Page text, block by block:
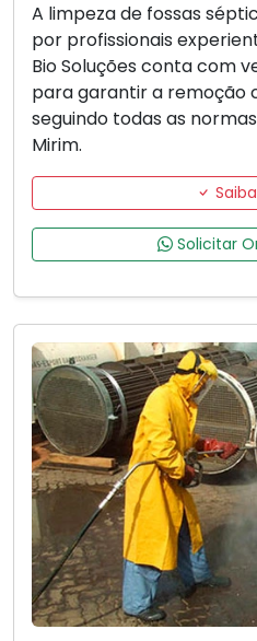
A limpeza de fossas
por profissionais
Bio Soluções conta com
para garantir a remoção
seguindo todas as
Mirim.
Solicitar